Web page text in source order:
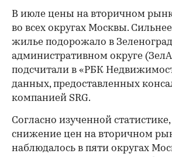
В июле цены на вторичном
во всех округах Москвы. Сильнее
жилье подорожало в
административном округе
подсчитали в «РБК
данных, предоставленных
компанией SRG.
Согласно изученной статистике,
снижение цен на вторичном
наблюдалось в пяти округах